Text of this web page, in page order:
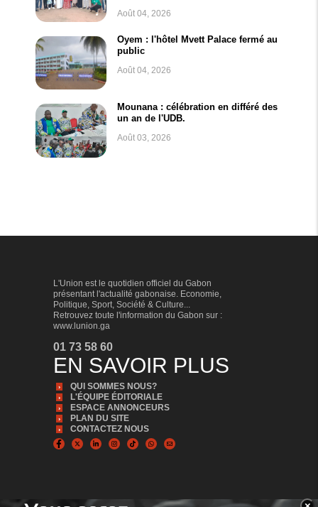
Août 04, 2026
Oyem : l'hôtel Mvett Palace fermé au
public
Août 04, 2026
Mounana : célébration en différé des
un an de l'UDB.
Août 03, 2026
L'Union est le quotidien officiel du Gabon
présentant l'actualité gabonaise. Economie,
Politique, Sport, Société & Culture...
Retrouvez toute l'information du Gabon sur :
www.lunion.ga
01 73 58 60
EN SAVOIR PLUS
QUI SOMMES NOUS?
L'ÉQUIPE ÉDITORIALE
ESPACE ANNONCEURS
PLAN DU SITE
CONTACTEZ NOUS